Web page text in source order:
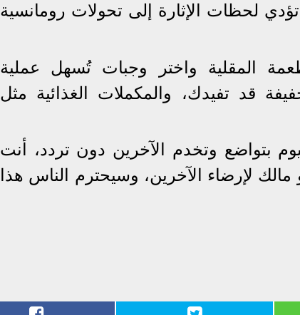
لحظات الإثارة إلى تحولات رومانسية
المقلية واختر وجبات تُسهل عملية
قد تفيدك، والمكملات الغذائية مثل
بتواضع وتخدم الآخرين دون تردد، أنت
لإرضاء الآخرين، وسيحترم الناس هذا